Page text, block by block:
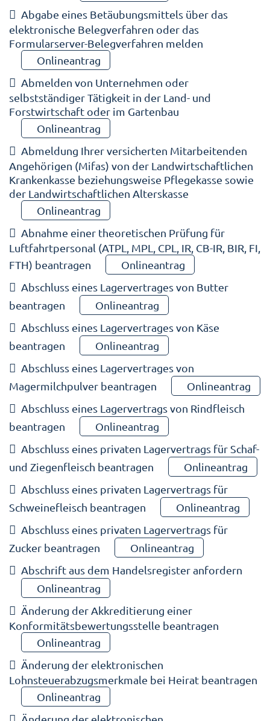
Abgabe eines Betäubungsmittels über das
elektronische Belegverfahren oder das
Formularserver-Belegverfahren melden
Onlineantrag
Abmelden von Unternehmen oder
selbstständiger Tätigkeit in der Land- und
Forstwirtschaft oder im Gartenbau
Onlineantrag
Abmeldung Ihrer versicherten Mitarbeitenden
Angehörigen (Mifas) von der Landwirtschaftlichen
Krankenkasse beziehungsweise Pflegekasse sowie
der Landwirtschaftlichen Alterskasse
Onlineantrag
Abnahme einer theoretischen Prüfung für
Luftfahrtpersonal (ATPL, MPL, CPL, IR, CB-IR, BIR, FI,
FTH) beantragen
Onlineantrag
Abschluss eines Lagervertrages von Butter
beantragen
Onlineantrag
Abschluss eines Lagervertrages von Käse
beantragen
Onlineantrag
Abschluss eines Lagervertrages von
Magermilchpulver beantragen
Onlineantrag
Abschluss eines Lagervertrags von Rindfleisch
beantragen
Onlineantrag
Abschluss eines privaten Lagervertrags für Schaf-
und Ziegenfleisch beantragen
Onlineantrag
Abschluss eines privaten Lagervertrags für
Schweinefleisch beantragen
Onlineantrag
Abschluss eines privaten Lagervertrags für
Zucker beantragen
Onlineantrag
Abschrift aus dem Handelsregister anfordern
Onlineantrag
Änderung der Akkreditierung einer
Konformitätsbewertungsstelle beantragen
Onlineantrag
Änderung der elektronischen
Lohnsteuerabzugsmerkmale bei Heirat beantragen
Onlineantrag